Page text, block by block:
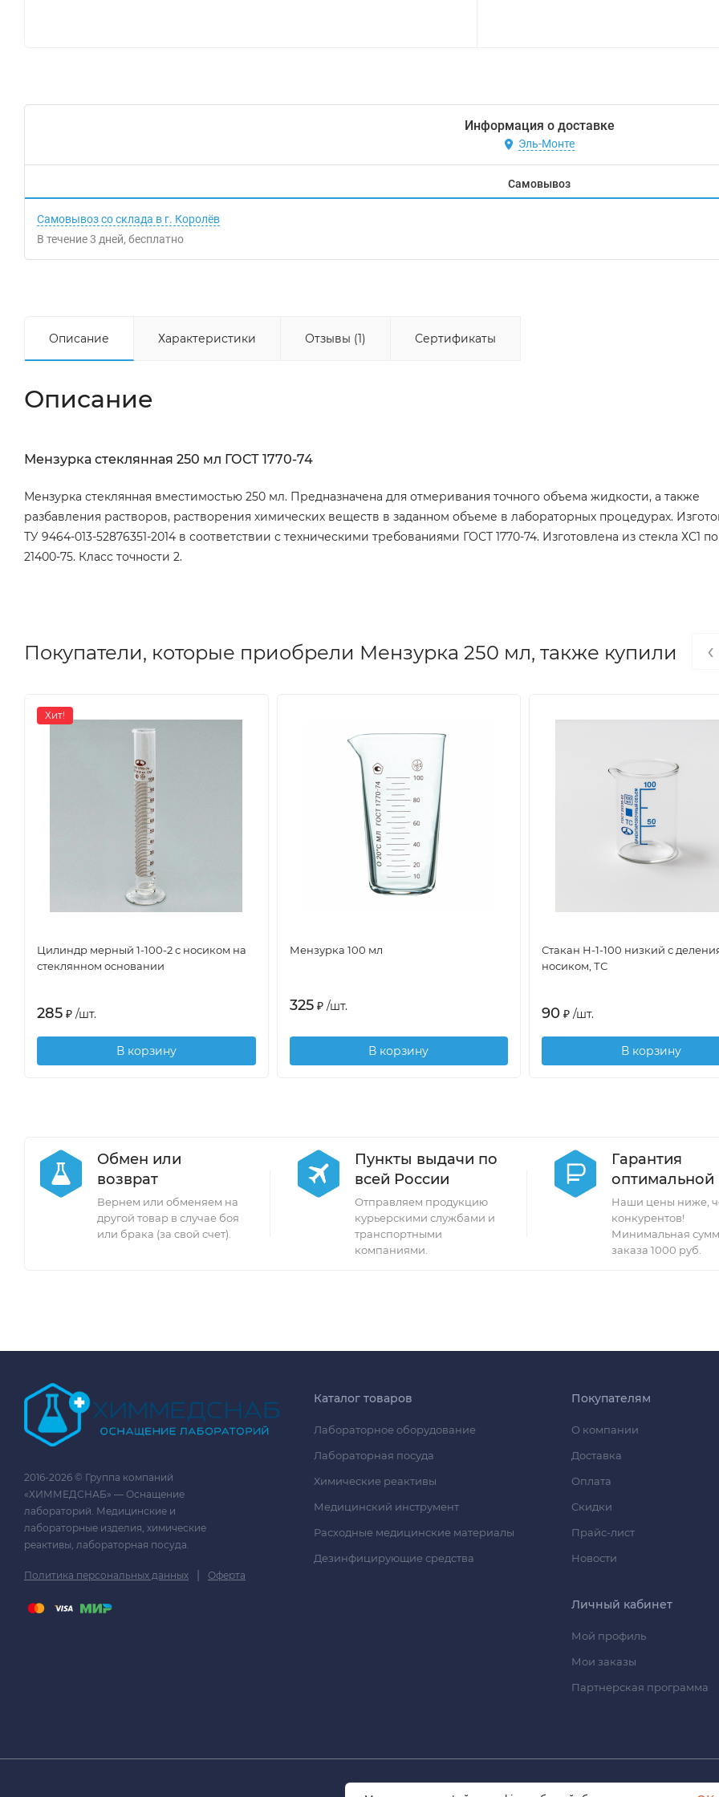
Информация о доставке
Эль-Монте
Самовывоз
Самовывоз со склада в г. Королёв
В течение3 дней Бесплатно
Описание Характеристики Отзывы (1) Сертификаты
Описание
Мензурка стеклянная 250 мл ГОСТ 1770-74
Мензурка стеклянная вместимостью 250 мл. Предназначена для отмеривания точного объема жидкости, а также
разбавления растворов, растворения химических веществ в заданном объеме в лабораторных процедурах.
ТУ 9464-013-52876351-2014 в соответствии с техническими требованиями ГОСТ 1770-74. Изготовлена из стекла ХС1
21400-75. Класс точности 2.
Покупатели, которые приобрели Мензурка 250 мл, также купили
Хит!
Цилиндр мерный 1-100-2 с носиком на
стеклянном основании
285 ₽ /шт.
В корзину
Мензурка 100 мл
325 ₽ /шт.
В корзину
Стакан Н-1-100 низкий с
носиком, ТС
90 ₽ /шт.
В корзину
‹
Обмен или
возврат
Вернем или обменяем на
другой товар в случае боя
или брака (за свой счет).
Пункты выдачи по
всей России
Отправляем продукцию
курьерскими службами и
транспортными
компаниями.
Гарантия
оптимальной
Наши цены ниже,
конкурентов!
Минимальная
заказа 1000 руб.
2016-2026 © Группа компаний
«ХИММЕДСНАБ» — Оснащение
лабораторий. Медицинские и
лабораторные изделия, химические
реактивы, лабораторная посуда.
Политика персональных данных | Оферта
Каталог товаров
Лабораторное оборудование
Лабораторная посуда
Химические реактивы
Медицинский инструмент
Расходные медицинские материалы
Дезинфицирующие средства
Покупателям
О компании
Доставка
Оплата
Скидки
Прайс-лист
Новости
Личный кабинет
Мой профиль
Мои заказы
Партнерская программа